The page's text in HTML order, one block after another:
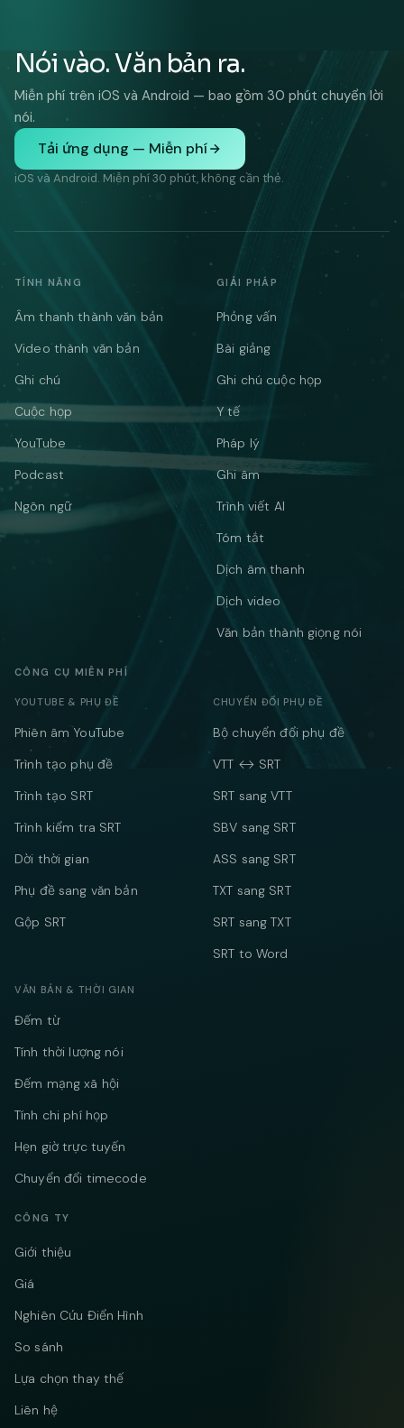
Nói vào. Văn bản ra.
Miễn phí trên iOS và Android — bao gồm 30 phút chuyển lời
nói.
Tải ứng dụng — Miễn phí
iOS và Android. Miễn phí 30 phút, không cần thẻ.
TÍNH NĂNG
Âm thanh thành văn bản
Video thành văn bản
Ghi chú
Cuộc họp
YouTube
Podcast
Ngôn ngữ
GIẢI PHÁP
Phỏng vấn
Bài giảng
Ghi chú cuộc họp
Y tế
Pháp lý
Ghi âm
Trình viết AI
Tóm tắt
Dịch âm thanh
Dịch video
Văn bản thành giọng nói
CÔNG CỤ MIỄN PHÍ
YOUTUBE & PHỤ ĐỀ
Phiên âm YouTube
Trình tạo phụ đề
Trình tạo SRT
Trình kiểm tra SRT
Dời thời gian
Phụ đề sang văn bản
Gộp SRT
CHUYỂN ĐỔI PHỤ ĐỀ
Bộ chuyển đổi phụ đề
VTT ↔ SRT
SRT sang VTT
SBV sang SRT
ASS sang SRT
TXT sang SRT
SRT sang TXT
SRT to Word
VĂN BẢN & THỜI GIAN
Đếm từ
Tính thời lượng nói
Đếm mạng xã hội
Tính chi phí họp
Hẹn giờ trực tuyến
Chuyển đổi timecode
CÔNG TY
Giới thiệu
Giá
Nghiên Cứu Điển Hình
So sánh
Lựa chọn thay thế
Liên hệ